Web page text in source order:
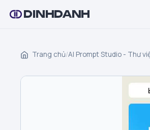
DINHDANH
Trang chủ/AI Prompt Studio - Thư